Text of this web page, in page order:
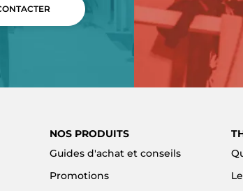
NOS PRODUITS
Guides d'achat et conseils
Promotions